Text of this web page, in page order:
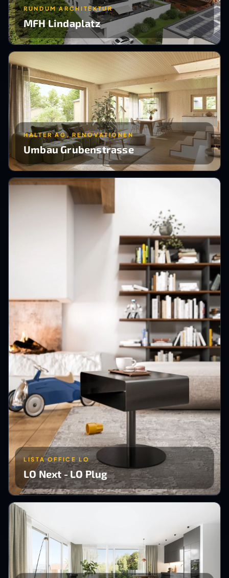
RUNDUM ARCHITEKTUR
MFH Lindaplatz
HALTER AG, RENOVATIONEN
Umbau Grubenstrasse
LISTA OFFICE LO
LO Next - LO Plug